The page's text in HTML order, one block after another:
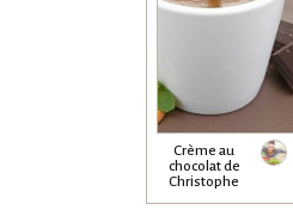
Crème au
chocolat de
Christophe